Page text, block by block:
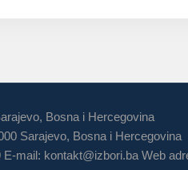
Bosna i Hercegovina
Sarajevo, Bosna i Hercegovina
E-mail: kontakt@izbori.baWeb